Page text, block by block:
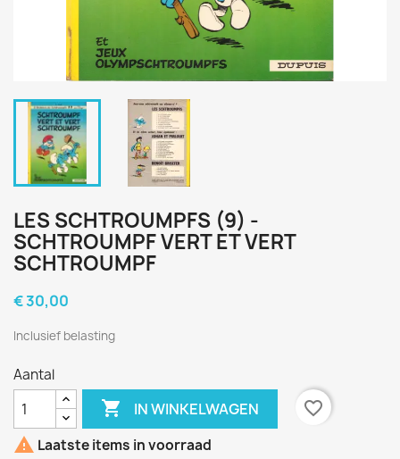
LES SCHTROUMPFS (9) -
SCHTROUMPF VERT ET VERT
SCHTROUMPF
€ 30,00
Inclusief belasting
Aantal
 IN WINKELWAGEN
favorite_border
 Laatste items in voorraad